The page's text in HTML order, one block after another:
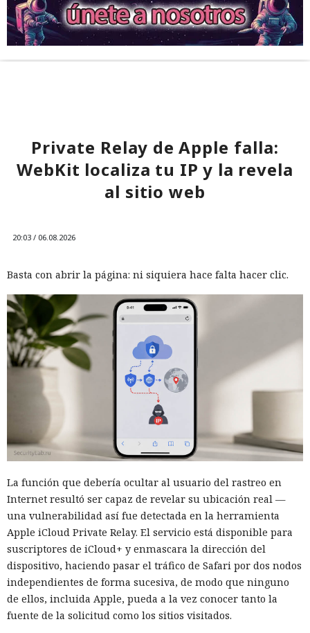
Private Relay de Apple falla:
WebKit localiza tu IP y la revela
al sitio web
20:03 / 06.08.2026
Basta con abrir la página: ni siquiera hace falta hacer clic.
La función que debería ocultar al usuario del rastreo en
Internet resultó ser capaz de revelar su ubicación real —
una vulnerabilidad así fue detectada en la herramienta
Apple iCloud Private Relay. El servicio está disponible para
suscriptores de iCloud+ y enmascara la dirección del
dispositivo, haciendo pasar el tráfico de Safari por dos nodos
independientes de forma sucesiva, de modo que ninguno
de ellos, incluida Apple, pueda a la vez conocer tanto la
fuente de la solicitud como los sitios visitados.